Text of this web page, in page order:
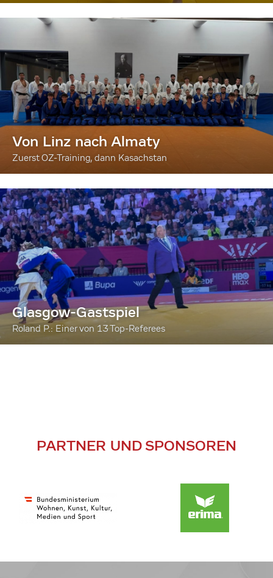
Von Linz nach Almaty
Zuerst OZ-Training, dann Kasachstan
Glasgow-Gastspiel
Roland P.: Einer von 13 Top-Referees
PARTNER UND SPONSOREN